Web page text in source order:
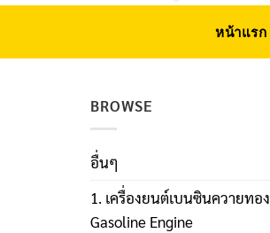
หน้าแรก
BROWSE
อื่นๆ
1. เครื่องยนต์เบนซินควายทอง
Gasoline Engine